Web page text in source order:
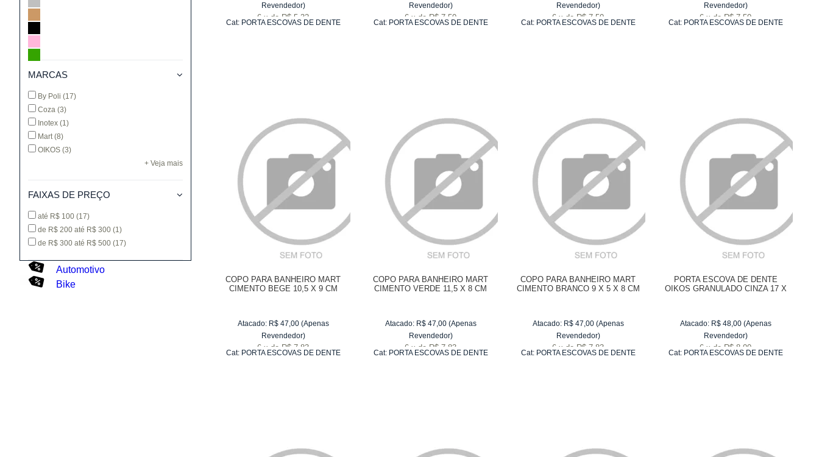
MARCAS
By Poli (17)
Coza (3)
Inotex (1)
Mart(8)
OIKOS (3)
+ Veja mais
FAIXAS DE PREÇO
até R$ 100 (17)
de R$ 200 até R$ 300 (1)
de R$ 300 até R$ 500 (17)
Automotivo
Bike
Revendedor)
6 x de R$ 5,32
Cat: PORTA ESCOVAS DE DENTE
Revendedor)
6 x de R$ 7,50
Cat: PORTA ESCOVAS DE DENTE
Revendedor)
6 x de R$ 7,50
Cat: PORTA ESCOVAS DE DENTE
Revendedor)
6 x de R$ 7,50
Cat: PORTA ESCOVAS DE DENTE
COPO PARA BANHEIRO MART
CIMENTO BEGE 10,5 X 9 CM
Atacado: R$ 47,00 (Apenas
Revendedor)
6 x de R$ 7,83
Cat: PORTA ESCOVAS DE DENTE
COPO PARA BANHEIRO MART
CIMENTO VERDE 11,5 X 8 CM
Atacado: R$ 47,00 (Apenas
Revendedor)
6 x de R$ 7,83
Cat: PORTA ESCOVAS DE DENTE
COPO PARA BANHEIRO MART
CIMENTO BRANCO 9 X 5 X 8 CM
Atacado: R$ 47,00 (Apenas
Revendedor)
6 x de R$ 7,83
Cat: PORTA ESCOVAS DE DENTE
PORTA ESCOVA DE DENTE
OIKOS GRANULADO CINZA 17 X
Atacado: R$ 48,00 (Apenas
Revendedor)
6 x de R$ 8,00
Cat: PORTA ESCOVAS DE DENTE